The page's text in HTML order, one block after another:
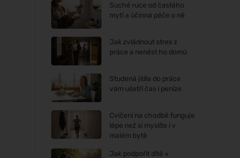
Suché ruce od častého
mytí a účinná péče o ně
Jak zvládnout stres z
práce a nenést ho domů
Studená jídla do práce
vám ušetří čas i peníze
Cvičení na chodbě funguje
lépe než si myslíte i v
malém bytě
Jak podpořit dítě v